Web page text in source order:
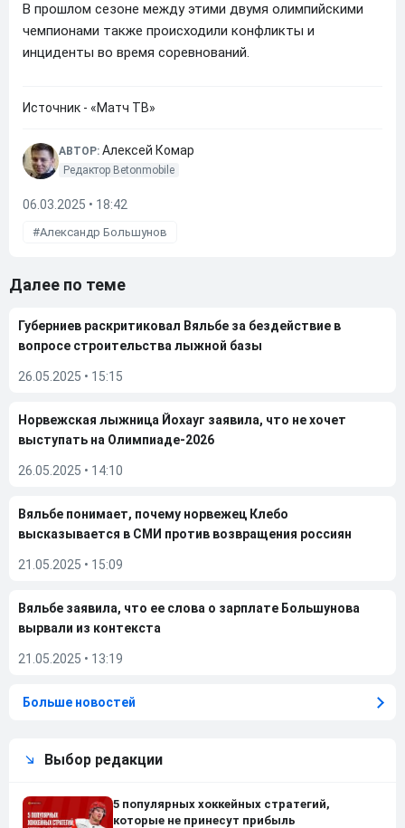
В прошлом сезоне между этими двумя олимпийскими
чемпионами также происходили конфликты и
инциденты во время соревнований.
Источник - «Матч ТВ»
АВТОР: Алексей Комар
Редактор Betonmobile
06.03.2025 • 18:42
Александр Большунов
Далее по теме
Губерниев раскритиковал Вяльбе за бездействие в
вопросе строительства лыжной базы
26.05.2025 • 15:15
Норвежская лыжница Йохауг заявила, что не хочет
выступать на Олимпиаде-2026
26.05.2025 • 14:10
Вяльбе понимает, почему норвежец Клебо
высказывается в СМИ против возвращения россиян
21.05.2025 • 15:09
Вяльбе заявила, что ее слова о зарплате Большунова
вырвали из контекста
21.05.2025 • 13:19
Больше новостей
Выбор редакции
5 популярных хоккейных стратегий,
которые не принесут прибыль